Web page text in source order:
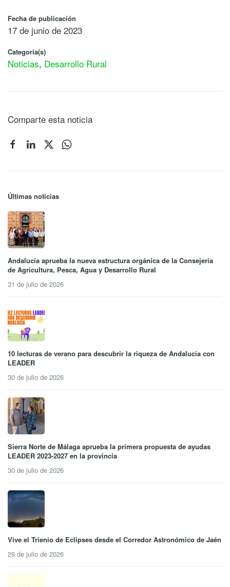
Fecha de publicación
17 de junio de 2023
Categoría(s)
Noticias, Desarrollo Rural
Comparte esta noticia
Últimas noticias
Andalucía aprueba la nueva estructura orgánica de la Consejería
de Agricultura, Pesca, Agua y Desarrollo Rural
31 de julio de 2026
10 lecturas de verano para descubrir la riqueza de Andalucía con
LEADER
30 de julio de 2026
Sierra Norte de Málaga aprueba la primera propuesta de ayudas
LEADER 2023-2027 en la provincia
30 de julio de 2026
Vive el Trienio de Eclipses desde el Corredor Astronómico de Jaén
29 de julio de 2026